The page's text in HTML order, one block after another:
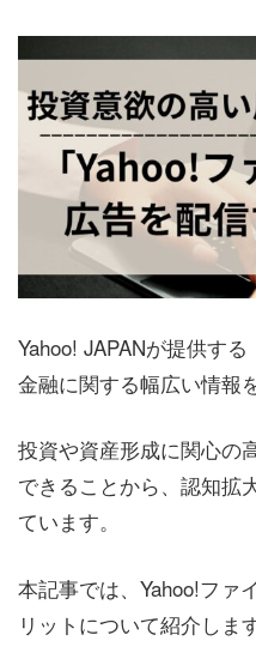
Yahoo! JAPANが提供する
金融に関する幅広い情報
投資や資産形成に関心の
できることから、認知拡
ています。
本記事では、Yahoo!ファ
リットについて紹介します